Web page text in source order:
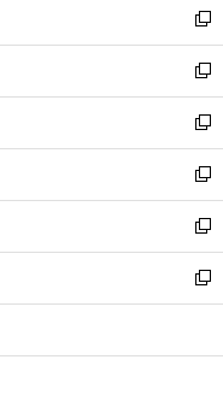
で
開
く
ド
ウ
で
開
く
ィ
ン
ド
ウ
で
開
く
い
ウ
ィ
ン
ド
ウ
で
開
く
新
し
い
ウ
ィ
ン
ド
ウ
で
開
く
新
し
い
ウ
ィ
ン
ド
ウ
で
開
新
し
い
ウ
ィ
ン
ド
ウ
開
新
し
い
ウ
ィ
ン
ウ
新
し
い
ウ
ン
新
し
ウ